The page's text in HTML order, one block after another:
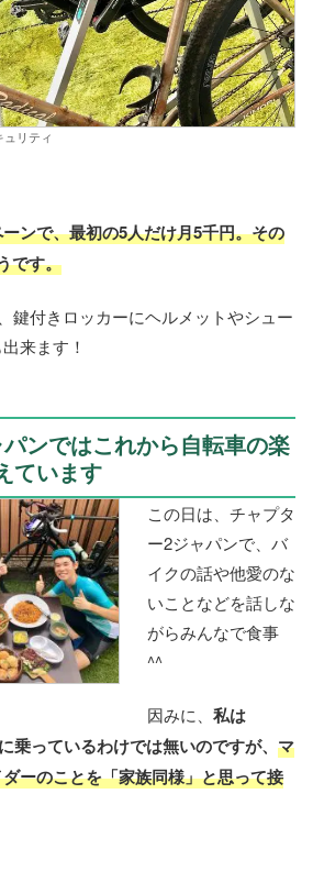
リティ
ンで、最初の5人だけ月5千円。その
です。
鍵付きロッカーにヘルメットやシュー
来ます！
ンではこれから自転車の楽
ています
この日は、チャプタ
ー2ジャパンで、バ
イクの話や他愛のな
いことなどを話しな
がらみんなで食事
^^
因みに、 私は
乗っているわけでは無いのですが、 マ
ーのことを「家族同様」と思って接